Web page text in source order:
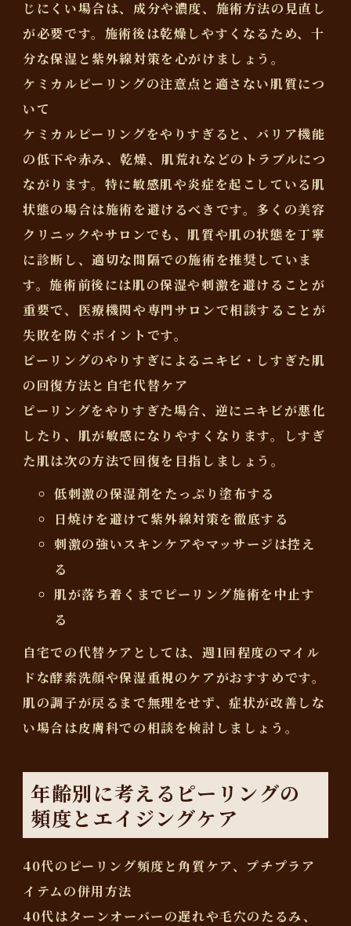
じにくい場合は、成分や濃度、施術方法の見直し
が必要です。施術後は乾燥しやすくなるため、十
分な保湿と紫外線対策を心がけましょう。
ケミカルピーリングの注意点と適さない肌質につ
いて
ケミカルピーリングをやりすぎると、バリア機能
の低下や赤み、乾燥、肌荒れなどのトラブルにつ
ながります。特に敏感肌や炎症を起こしている肌
状態の場合は施術を避けるべきです。多くの美容
クリニックやサロンでも、肌質や肌の状態を丁寧
に診断し、適切な間隔での施術を推奨していま
す。施術前後には肌の保湿や刺激を避けることが
重要で、医療機関や専門サロンで相談することが
失敗を防ぐポイントです。
ピーリングのやりすぎによるニキビ・しすぎた肌
の回復方法と自宅代替ケア
ピーリングをやりすぎた場合、逆にニキビが悪化
したり、肌が敏感になりやすくなります。しすぎ
た肌は次の方法で回復を目指しましょう。
低刺激の保湿剤をたっぷり塗布する
日焼けを避けて紫外線対策を徹底する
刺激の強いスキンケアやマッサージは控え
る
肌が落ち着くまでピーリング施術を中止す
る
自宅での代替ケアとしては、週1回程度のマイル
ドな酵素洗顔や保湿重視のケアがおすすめです。
肌の調子が戻るまで無理をせず、症状が改善しな
い場合は皮膚科での相談を検討しましょう。
年齢別に考えるピーリングの
頻度とエイジングケア
40代のピーリング頻度と角質ケア、プチプラア
イテムの併用方法
40代はターンオーバーの遅れや毛穴のたるみ、